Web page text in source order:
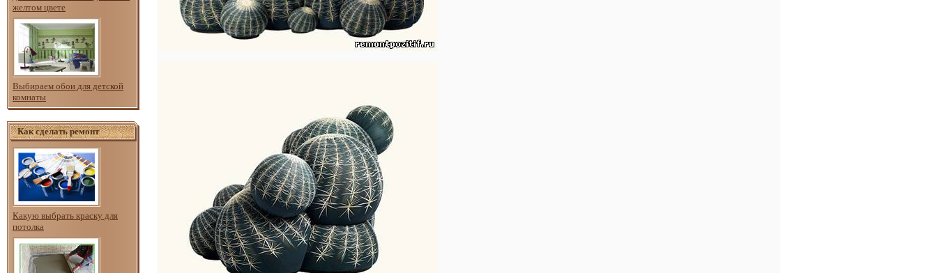
желтом цвете
Выбираем обои для детской
комнаты
Как сделать ремонт
Какую выбрать краску для
потолка